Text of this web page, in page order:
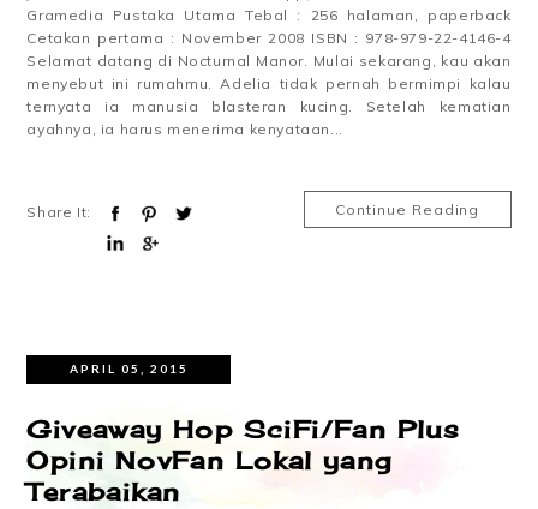
Gramedia Pustaka Utama Tebal : 256 halaman, paperback
Cetakan pertama : November 2008 ISBN : 978-979-22-4146-4
Selamat datang di Nocturnal Manor. Mulai sekarang, kau akan
menyebut ini rumahmu. Adelia tidak pernah bermimpi kalau
ternyata ia manusia blasteran kucing. Setelah kematian
ayahnya, ia harus menerima kenyataan...
Share It: Continue Reading
APRIL 05, 2015
Giveaway Hop SciFi/Fan Plus
Opini NovFan Lokal yang
Terabaikan